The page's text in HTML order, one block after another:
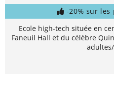
-20% sur les
Ecole high-tech située en
Faneuil Hall et du célèbre